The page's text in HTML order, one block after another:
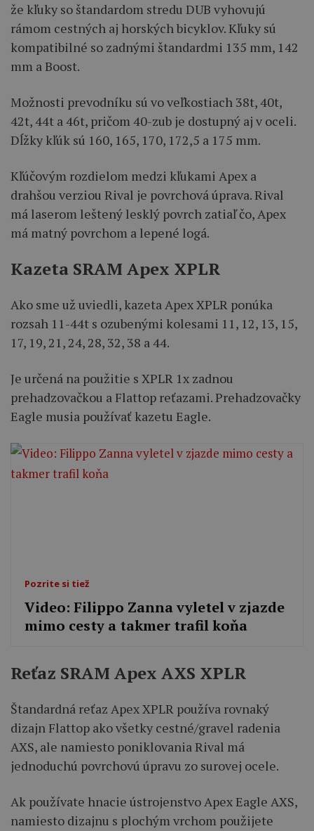
že kľuky so štandardom stredu DUB vyhovujú
rámom cestných aj horských bicyklov. Kľuky sú
kompatibilné so zadnými štandardmi 135 mm, 142
mm a Boost.
Možnosti prevodníku sú vo veľkostiach 38t, 40t,
42t, 44t a 46t, pričom 40-zub je dostupný aj v oceli.
Dĺžky kľúk sú 160, 165, 170, 172,5 a 175 mm.
Kľúčovým rozdielom medzi kľukami Apex a
drahšou verziou Rival je povrchová úprava. Rival
má laserom leštený lesklý povrch zatiaľ čo, Apex
má matný povrchom a lepené logá.
Kazeta SRAM Apex XPLR
Ako sme už uviedli, kazeta Apex XPLR ponúka
rozsah 11-44t s ozubenými kolesami 11, 12, 13, 15,
17, 19, 21, 24, 28, 32, 38 a 44.
Je určená na použitie s XPLR 1x zadnou
prehadzovačkou a Flattop reťazami. Prehadzovačky
Eagle musia používať kazetu Eagle.
Pozrite si tiež
Video: Filippo Zanna vyletel v zjazde
mimo cesty a takmer trafil koňa
Reťaz SRAM Apex AXS XPLR
Štandardná reťaz Apex XPLR používa rovnaký
dizajn Flattop ako všetky cestné/gravel radenia
AXS, ale namiesto poniklovania Rival má
jednoduchú povrchovú úpravu zo surovej ocele.
Ak používate hnacie ústrojenstvo Apex Eagle AXS,
namiesto dizajnu s plochým vrchom použijete